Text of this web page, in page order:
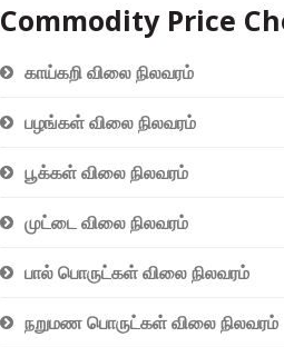
Commodity Price
காய்கறி விலை நிலவரம்
பழங்கள் விலை நிலவரம்
பூக்கள் விலை நிலவரம்
முட்டை விலை நிலவரம்
பால் பொருட்கள் விலை நிலவரம்
நறுமண பொருட்கள் விலை நிலவரம்